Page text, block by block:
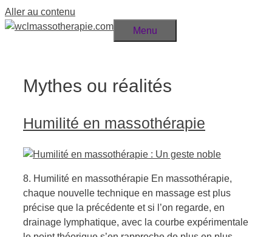
Aller au contenu
Menu
Mythes ou réalités
Humilité en massothérapie
8. Humilité en massothérapie En massothérapie,
chaque nouvelle technique en massage est plus
précise que la précédente et si l’on regarde, en
drainage lymphatique, avec la courbe expérimentale